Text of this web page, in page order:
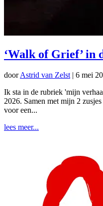
‘Walk of Grief’ in
doorAstrid van Zelst| 6 mei
Ik sta in de rubriek 'mijn
2026. Samen met mijn 2
voor een...
lees meer...